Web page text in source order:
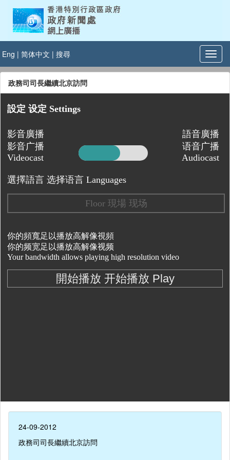
Eng | 简体中文 | 搜尋
政務司司長繼續北京訪問
24-09-2012
政務司司長繼續北京訪問